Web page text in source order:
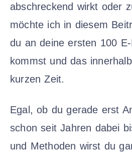
abschreckend wirkt oder
möchte ich in diesem
du an deine ersten 100
kommst und das
kurzen Zeit.
Egal, ob du gerade erst
schon seit Jahren dabei
und Methoden wirst du